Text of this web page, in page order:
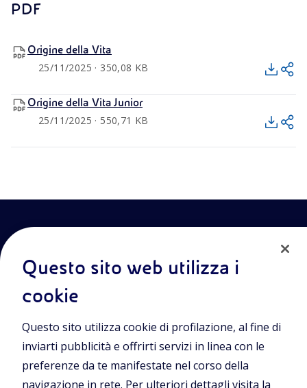
PDF
Origine della Vita
25/11/2025 · 350,08 KB
Origine della Vita Junior
25/11/2025 · 550,71 KB
Entra nel mondo Eniscuola.Scopri gli strumenti e le
metodologie innovative per la didattica e naviga tra contenuti
multimediali, lezioni digitali e approfondimenti sui grandi temi
di attualità. Eniscuola è una iniziativa di Eni.
POLICIES
Questo sito web utilizza i
cookie
Questo sito utilizza cookie di profilazione, al fine di
inviarti pubblicità e offrirti servizi in linea con le
preferenze da te manifestate nel corso della
navigazione in rete. Per ulteriori dettagli visita la